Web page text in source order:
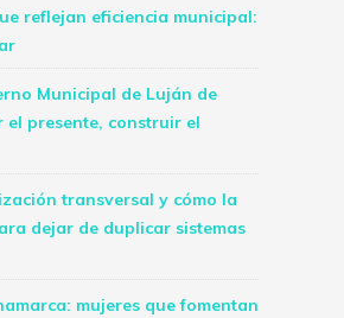
reflejan eficiencia municipal:
Municipal de Luján de
el presente, construir el
transversal y cómo la
dejar de duplicar sistemas
mujeres que fomentan